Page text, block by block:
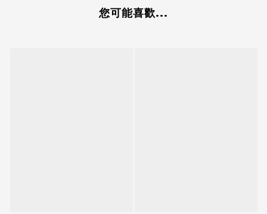
您可能喜歡...